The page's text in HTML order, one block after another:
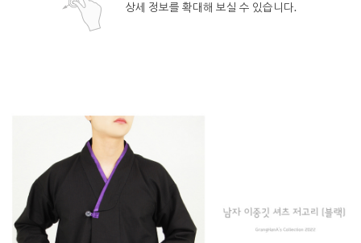
상세 정보를 확대해 보실 수 있습니다.